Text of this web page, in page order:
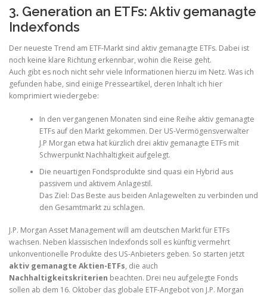
3. Generation an ETFs: Aktiv gemanagte
Indexfonds
Der neueste Trend am ETF-Markt sind aktiv gemanagte ETFs. Dabei ist
noch keine klare Richtung erkennbar, wohin die Reise geht.
Auch gibt es noch nicht sehr viele Informationen hierzu im Netz. Was ich
gefunden habe, sind einige Presseartikel, deren Inhalt ich hier
komprimiert wiedergebe:
In den vergangenen Monaten sind eine Reihe aktiv gemanagte
ETFs auf den Markt gekommen. Der US-Vermögensverwalter
J.P Morgan etwa hat kürzlich drei aktiv gemanagte ETFs mit
Schwerpunkt Nachhaltigkeit aufgelegt.
Die neuartigen Fondsprodukte sind quasi ein Hybrid aus
passivem und aktivem Anlagestil.
Das Ziel: Das Beste aus beiden Anlagewelten zu verbinden und
den Gesamtmarkt zu schlagen.
J.P. Morgan Asset Management will am deutschen Markt für ETFs
wachsen. Neben klassischen Indexfonds soll es künftig vermehrt
unkonventionelle Produkte des US-Anbieters geben. So starten jetzt
aktiv gemanagte Aktien-ETFs, die auch
Nachhaltigkeitskriterien beachten. Drei neu aufgelegte Fonds
sollen ab dem 16. Oktober das globale ETF-Angebot von J.P. Morgan